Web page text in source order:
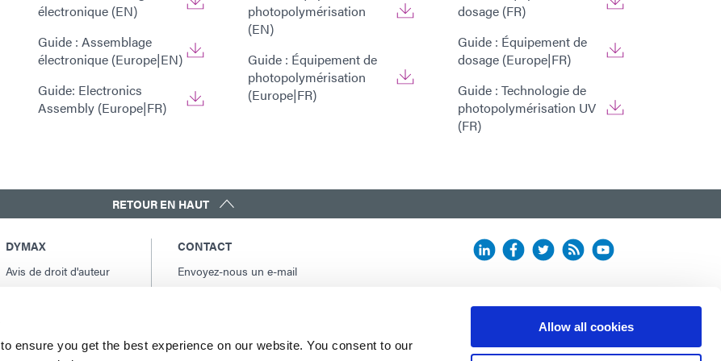
ensure you get the best experience on our website. You consent to our
Allow all cookies
électronique (EN)
Guide : Assemblage
électronique (Europe|EN)
Guide: Electronics
Assembly (Europe|FR)
photopolymérisation
(EN)
Guide : Équipement de
photopolymérisation
(Europe|FR)
dosage (FR)
Guide : Équipement de
dosage (Europe|FR)
Guide : Technologie de
photopolymérisation UV
(FR)
RETOUR EN HAUT
DYMAX
Avis de droit d'auteur
d'achat
CONTACT
Envoyez-nous un e-mail